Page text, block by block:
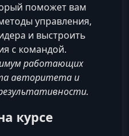
поможет вам
управления,
и выстроить
с командой.
работающих
авторитета и
курсе